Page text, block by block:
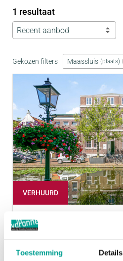
Toestemming Details
1 resultaat
Recent aanbod
Gekozen filters Maassluis plaats
VERHUURD
Noordvliet 19
Huurprijs:€ 345,- per maand